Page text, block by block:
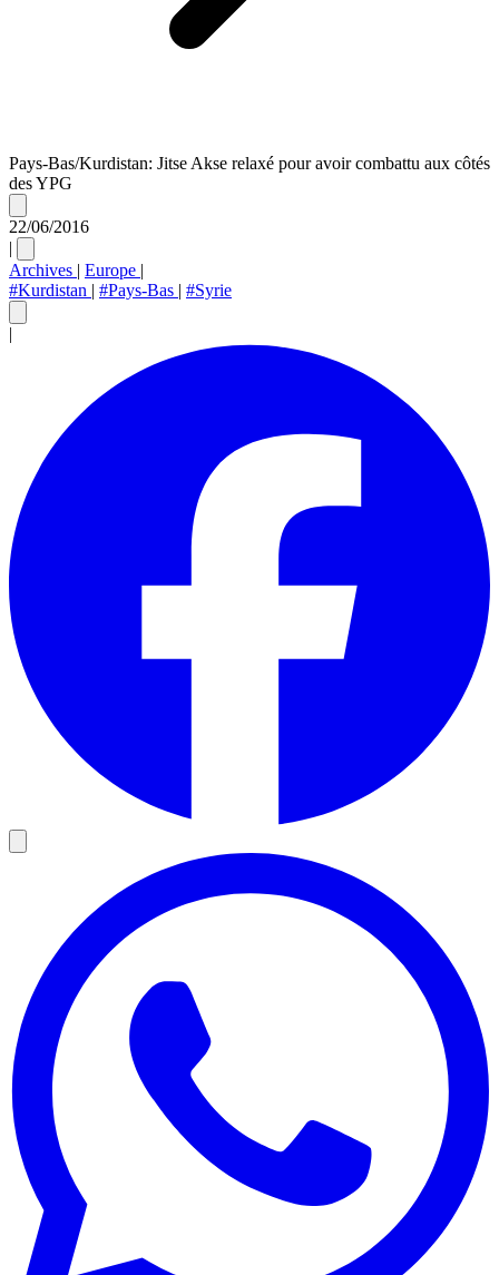
Pays-Bas/Kurdistan: Jitse Akse relaxé pour avoir combattu aux côtés
des YPG
22/06/2016
|
Archives | Europe |
#Kurdistan | #Pays-Bas | #Syrie
|